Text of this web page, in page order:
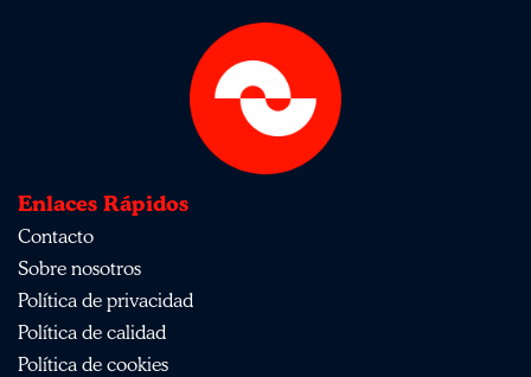
Enlaces Rápidos
Contacto
Sobre nosotros
Política de privacidad
Política de calidad
Política de cookies